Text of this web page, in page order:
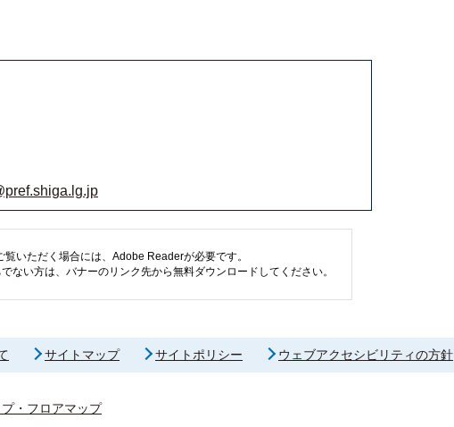
覧いただく場合には、Adobe Readerが必要です。
ない方は、バナーのリンク先から無料ダウンロードしてください。
サイトマップ サイトポリシー ウェブアクセシビリティの方針
・フロアマップ